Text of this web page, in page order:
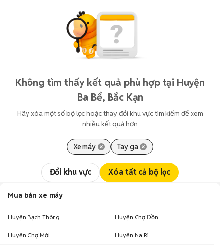
Không tìm thấy kết quả phù hợp tại Huyện
Ba Bể, Bắc Kạn
Hãy xóa một số bộ lọc hoặc thay đổi khu vực tìm kiếm để xem
nhiều kết quả hơn
Xe máy Tay ga
Đổi khu vực Xóa tất cả bộ lọc
Mua bán xe máy
Huyện Bạch Thông Huyện Chợ Đồn
Huyện Chợ Mới Huyện Na Rì